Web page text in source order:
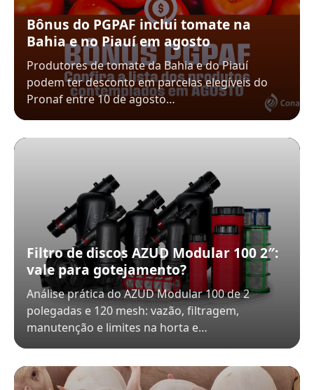
Bônus do PGPAF inclui tomate na
Bahia e no Piauí em agosto
Produtores de tomate da Bahia e do Piauí
podem ter desconto em parcelas elegíveis do
Pronaf entre 10 de agosto…
Filtro de discos AZUD Modular 100 2″:
vale para gotejamento?
Análise prática do AZUD Modular 100 de 2
polegadas e 120 mesh: vazão, filtragem,
manutenção e limites na horta e…